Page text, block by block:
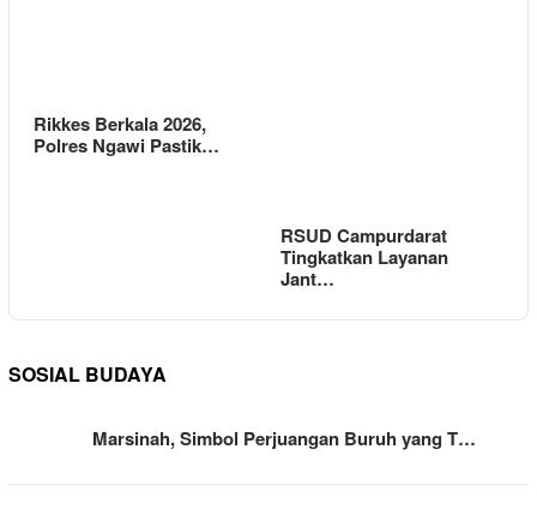
Rikkes Berkala 2026,
Polres Ngawi Pastik…
RSUD Campurdarat
Tingkatkan Layanan
Jant…
SOSIAL BUDAYA
Marsinah, Simbol Perjuangan Buruh yang T…